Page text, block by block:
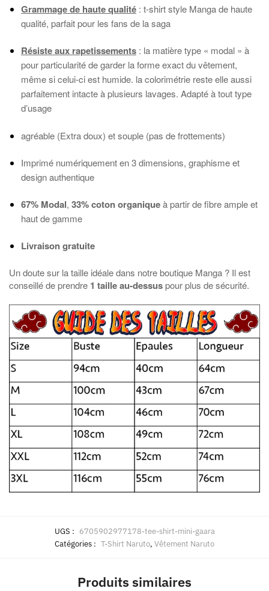
Grammage de haute qualité : t-shirt style Manga de haute
qualité, parfait pour les fans de la saga
Résiste aux rapetissements : la matière type « modal » à
pour particularité de garder la forme exact du vêtement,
même si celui-ci est humide. la colorimétrie reste elle aussi
parfaitement intacte à plusieurs lavages. Adapté à tout type
d’usage
agréable (Extra doux) et souple (pas de frottements)
Imprimé numériquement en 3 dimensions, graphisme et
design authentique
67% Modal, 33% coton organiqueà partir de fibre ample et
haut de gamme
Livraison gratuite
Un doute sur la taille idéale dans notre boutique Manga ? Il est
conseillé de prendre 1 taille au-dessuspour plus de sécurité.
UGS : 6705902977178-tee-shirt-mini-gaara
Catégories : T-Shirt Naruto, Vêtement Naruto
Produits similaires